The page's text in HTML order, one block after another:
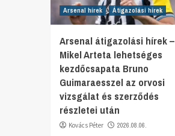
Arsenal hírek Átigazolási hírek
Arsenal átigazolási hírek –
Mikel Arteta lehetséges
kezdőcsapata Bruno
Guimaraesszel az orvosi
vizsgálat és szerződés
részletei után
Kovács Péter 2026.08.06.